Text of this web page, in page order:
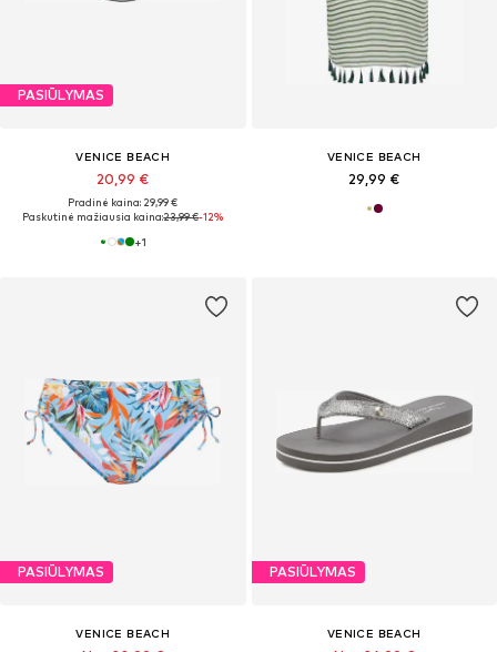
PASIŪLYMAS
VENICE BEACH
20,99 €
Pradinė kaina: 29,99 €
Paskutinė mažiausia kaina:23,99 €-12%
+1
VENICE BEACH
29,99 €
PASIŪLYMAS
VENICE BEACH
PASIŪLYMAS
VENICE BEACH